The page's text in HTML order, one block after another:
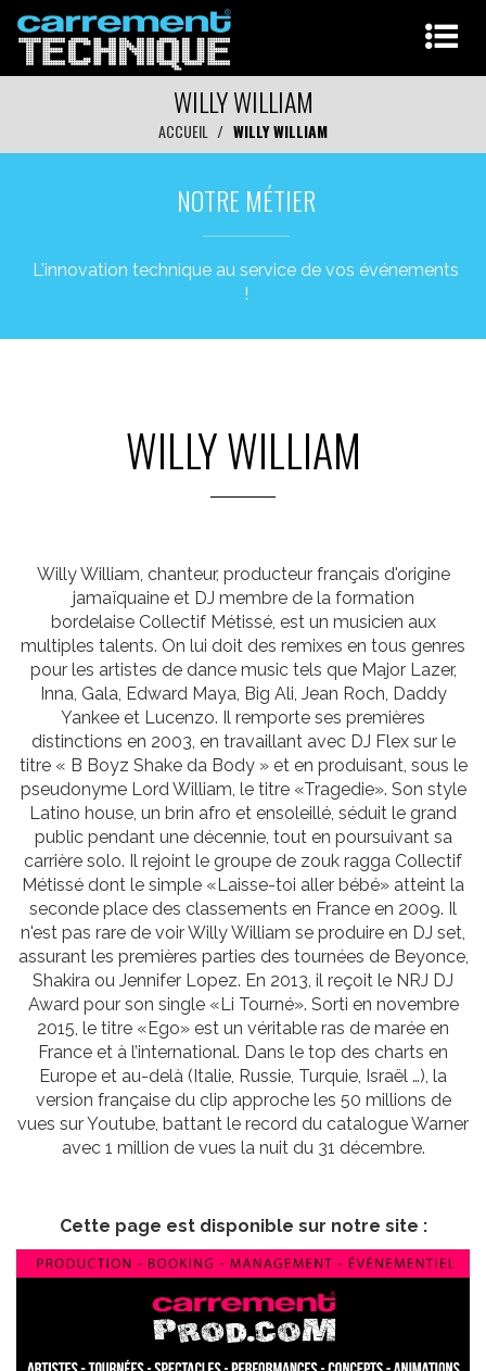
WILLY WILLIAM
ACCUEIL WILLY WILLIAM
NOTRE MÉTIER
L'innovation technique au service de vos événements
!
WILLY WILLIAM
Willy William, chanteur, producteur français d'origine
jamaïquaine et DJ membre de la formation
bordelaise Collectif Métissé, est un musicien aux
multiples talents. On lui doit des remixes en tous genres
pour les artistes de dance music tels que Major Lazer,
Inna, Gala, Edward Maya, Big Ali, Jean Roch, Daddy
Yankee et Lucenzo. Il remporte ses premières
distinctions en 2003, en travaillant avec DJ Flex sur le
titre « B Boyz Shake da Body » et en produisant, sous le
pseudonyme Lord William, le titre «Tragedie». Son style
Latino house, un brin afro et ensoleillé, séduit le grand
public pendant une décennie, tout en poursuivant sa
carrière solo. Il rejoint le groupe de zouk ragga Collectif
Métissé dont le simple «Laisse-toi aller bébé» atteint la
seconde place des classements en France en 2009. Il
n'est pas rare de voir Willy William se produire en DJ set,
assurant les premières parties des tournées de Beyonce,
Shakira ou Jennifer Lopez. En 2013, il reçoit le NRJ DJ
Award pour son single «Li Tourné». Sorti en novembre
2015, le titre «Ego» est un véritable ras de marée en
France et à l’international. Dans le top des charts en
Europe et au-delà (Italie, Russie, Turquie, Israël …), la
version française du clip approche les 50 millions de
vues sur Youtube, battant le record du catalogue Warner
avec 1 million de vues la nuit du 31 décembre.
Cette page est disponible sur notre site :